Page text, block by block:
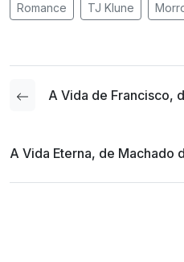
Romance TJ Klune
A Vida de Francisco,
A Vida Eterna, de Machado